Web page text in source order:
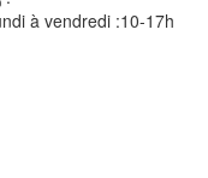
à vendredi :10-17h